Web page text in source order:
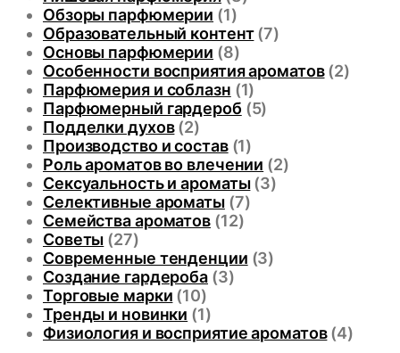
Обзоры парфюмерии (1)
Образовательный контент(7)
Основы парфюмерии (8)
Особенности восприятия ароматов(2)
Парфюмерия и соблазн (1)
Парфюмерный гардероб (5)
Подделки духов(2)
Производство и состав(1)
Роль ароматов во влечении (2)
Сексуальность и ароматы(3)
Селективные ароматы(7)
Семейства ароматов(12)
Советы (27)
Современные тенденции (3)
Создание гардероба(3)
Торговые марки (10)
Тренды и новинки (1)
Физиология и восприятие ароматов(4)